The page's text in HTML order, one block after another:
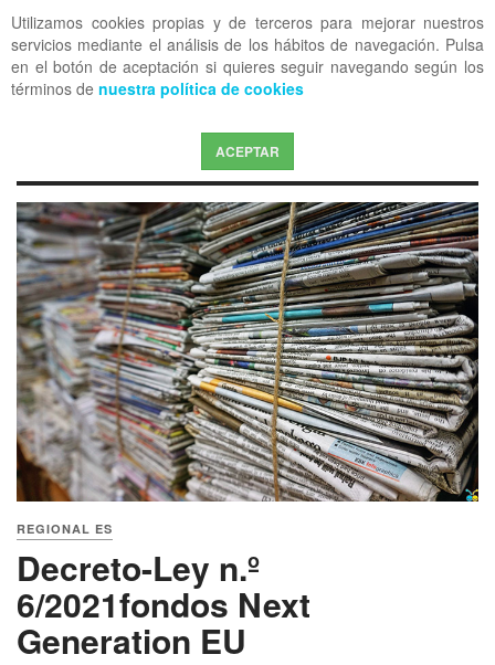
Utilizamos cookies propias y de terceros para mejorar nuestros
servicios mediante el análisis de los hábitos de navegación. Pulsa
en el botón de aceptación si quieres seguir navegando según los
términos de nuestra política de cookies
ACEPTAR
OFF CANVAS
REGIONAL ES
Decreto-Ley n.º
6/2021fondos Next
Generation EU